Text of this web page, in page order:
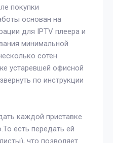
покупки
основан на
для IPTV плеера и
минимальной
сотен
устаревшей офисной
по инструкции
каждой приставке
есть передать ей
что позволяет